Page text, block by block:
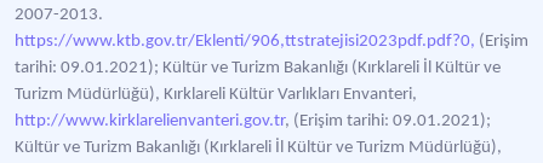
2007-2013.
https://www.ktb.gov.tr/Eklenti/906,ttstratejisi2023pdf.pdf?0, (Erişim
tarihi: 09.01.2021); Kültür ve Turizm Bakanlığı (Kırklareli İl Kültür ve
Turizm Müdürlüğü), Kırklareli Kültür Varlıkları Envanteri,
http://www.kirklarelienvanteri.gov.tr, (Erişim tarihi: 09.01.2021);
Kültür ve Turizm Bakanlığı (Kırklareli İl Kültür ve Turizm Müdürlüğü),